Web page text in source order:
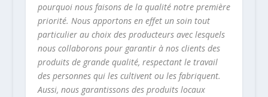
pourquoi nous faisons de la qualité notre première
priorité. Nous apportons en effet un soin tout
particulier au choix des producteurs avec lesquels
nous collaborons pour garantir à nos clients des
produits de grande qualité, respectant le travail
des personnes qui les cultivent ou les fabriquent.
Aussi, nous garantissons des produits locaux